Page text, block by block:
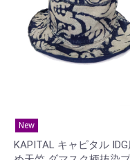
New
KAPITAL キャピタル